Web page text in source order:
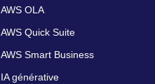
AWS OLA
AWS Quick Suite
AWS Smart Business
IA générative